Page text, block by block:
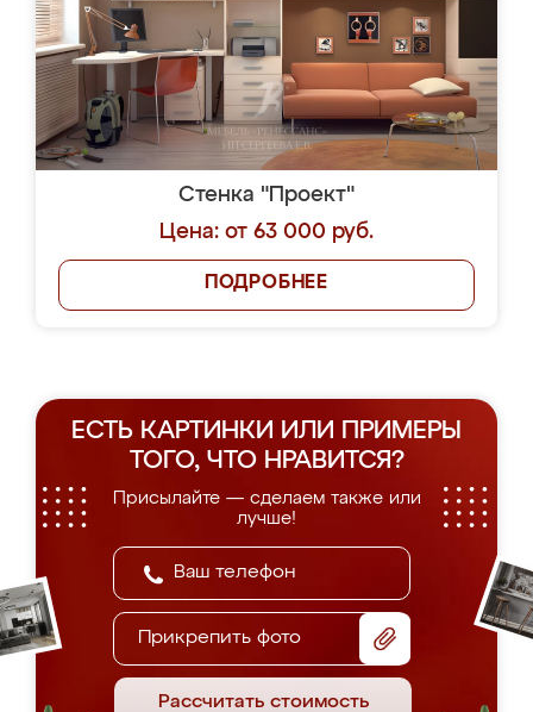
Стенка "Проект"
Цена: от 63 000 руб.
ПОДРОБНЕЕ
ЕСТЬ КАРТИНКИ ИЛИ ПРИМЕРЫ
ТОГО, ЧТО НРАВИТСЯ?
Присылайте — сделаем также или
лучше!
Прикрепить фото
Рассчитать стоимость